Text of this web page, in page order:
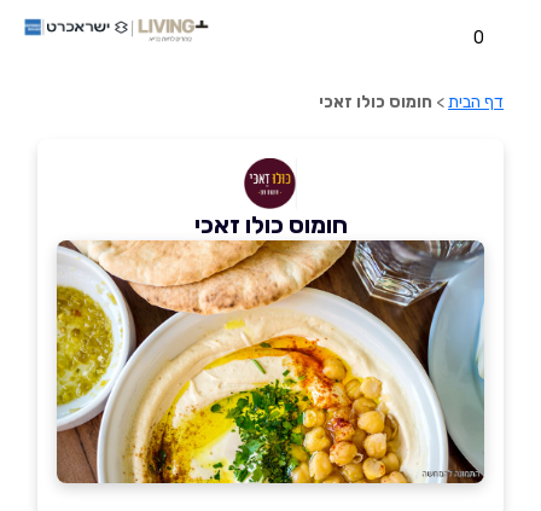
0
דף הבית> חומוס כולו זאכי
חומוס כולו זאכי